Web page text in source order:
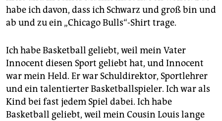
epaper login
habe ich davon, dass ich Schwarz und groß bin und
ab und zu ein „Chicago Bulls“-Shirt trage.
Ich habe Basketball geliebt, weil mein Vater
Innocent diesen Sport geliebt hat, und Innocent
war mein Held. Er war Schuldirektor, Sportlehrer
und ein talentierter Basketballspieler. Ich war als
Kind bei fast jedem Spiel dabei. Ich habe
Basketball geliebt, weil mein Cousin Louis lange